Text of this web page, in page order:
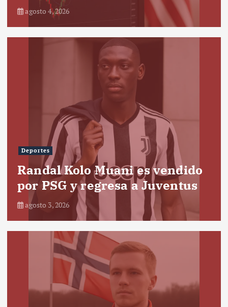
agosto 4, 2026
Deportes
Randal Kolo Muani es vendido
por PSG y regresa a Juventus
agosto 3, 2026